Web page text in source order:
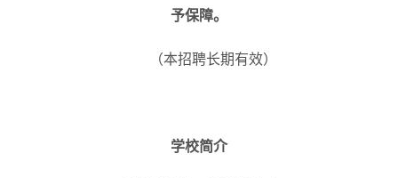
予保障。
（本招聘长期有效）
学校简介